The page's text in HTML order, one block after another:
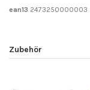
ean13 2473250000003
Zubehör